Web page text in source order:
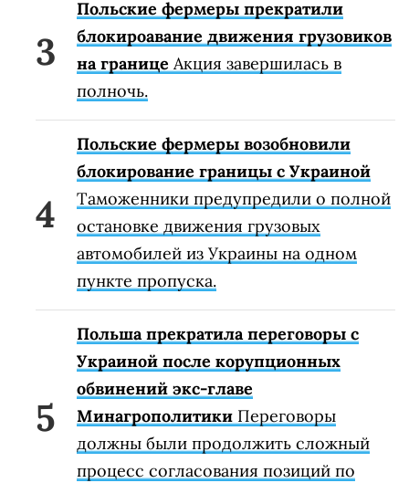
Польские фермеры прекратили
блокироавание движения грузовиков
на границе Акция завершилась в
полночь.
Польские фермеры возобновили
блокирование границы с Украиной
Таможенники предупредили о полной
остановке движения грузовых
автомобилей из Украины на одном
пункте пропуска.
Польша прекратила переговоры с
Украиной после корупционных
обвинений экс-главе
Минагрополитики Переговоры
должны были продолжить сложный
процесс согласования позиций по